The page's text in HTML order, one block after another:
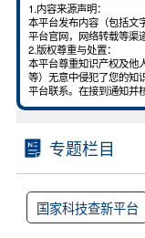
1.内容来源声明：
本平台发布内容（包括文
平台官网，网络转载等渠
2.版权尊重与处置：
本平台尊重知识产权及他
等）无意中侵犯了您的知
平台联系。在接到通知并
专题栏目
国家科技查新平台